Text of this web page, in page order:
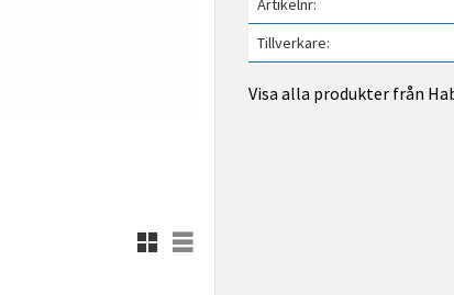
Rutnätsvy
Listvy
Artikelnr
Tillverkare
Visa alla produkter från